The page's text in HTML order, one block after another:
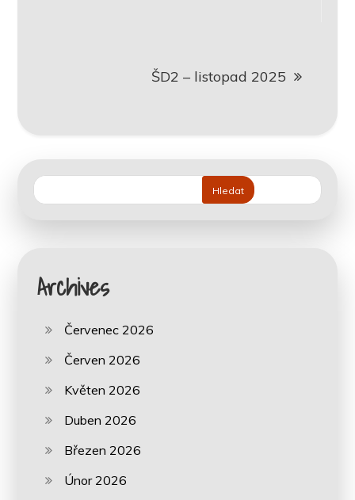
pro
ŠD2 – listopad 2025
Hledat
Archives
Červenec 2026
Červen 2026
Květen 2026
Duben 2026
Březen 2026
Únor 2026